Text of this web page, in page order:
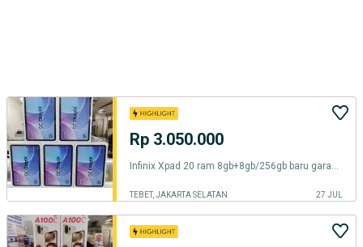
Rp 3.050.000
TEBET, JAKARTA SELATAN 27 JUL